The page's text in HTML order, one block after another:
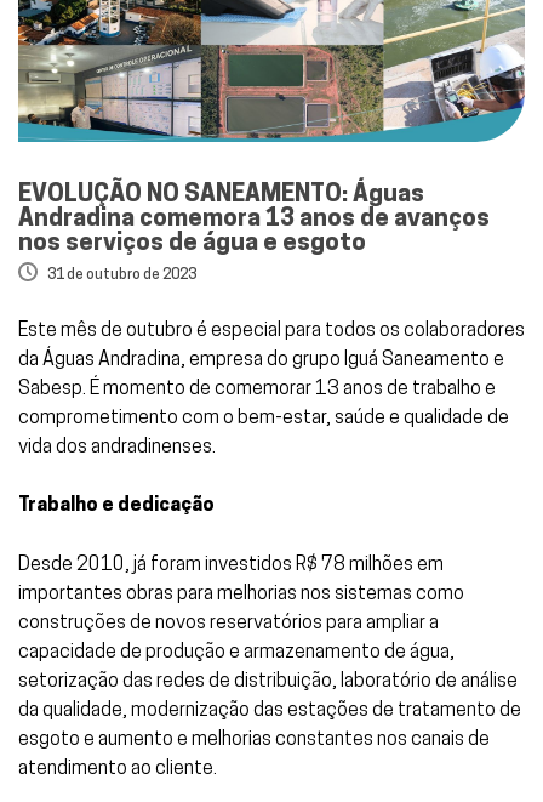
EVOLUÇÃO NO SANEAMENTO: Águas
Andradina comemora 13 anos de avanços
nos serviços de água e esgoto
31 de outubro de 2023
Este mês de outubro é especial para todos os colaboradores
da Águas Andradina, empresa do grupo Iguá Saneamento e
Sabesp. É momento de comemorar 13 anos de trabalho e
comprometimento com o bem-estar, saúde e qualidade de
vida dos andradinenses.
Trabalho e dedicação
Desde 2010, já foram investidos R$ 78 milhões em
importantes obras para melhorias nos sistemas como
construções de novos reservatórios para ampliar a
capacidade de produção e armazenamento de água,
setorização das redes de distribuição, laboratório de análise
da qualidade, modernização das estações de tratamento de
esgoto e aumento e melhorias constantes nos canais de
atendimento ao cliente.